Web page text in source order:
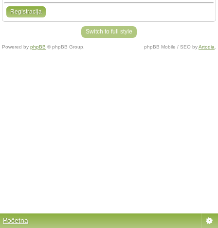
Registracija
Switch to full style
Powered by phpBB © phpBB Group. phpBB Mobile / SEO byArtodia
Početna